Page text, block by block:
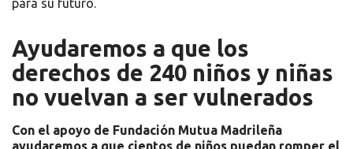
para su futuro.
Ayudaremos a que los
derechos de 240 niños y niñas
no vuelvan a ser vulnerados
Con el apoyo de Fundación Mutua Madrileña
ayudaremos a que cientos de niños puedan romper el